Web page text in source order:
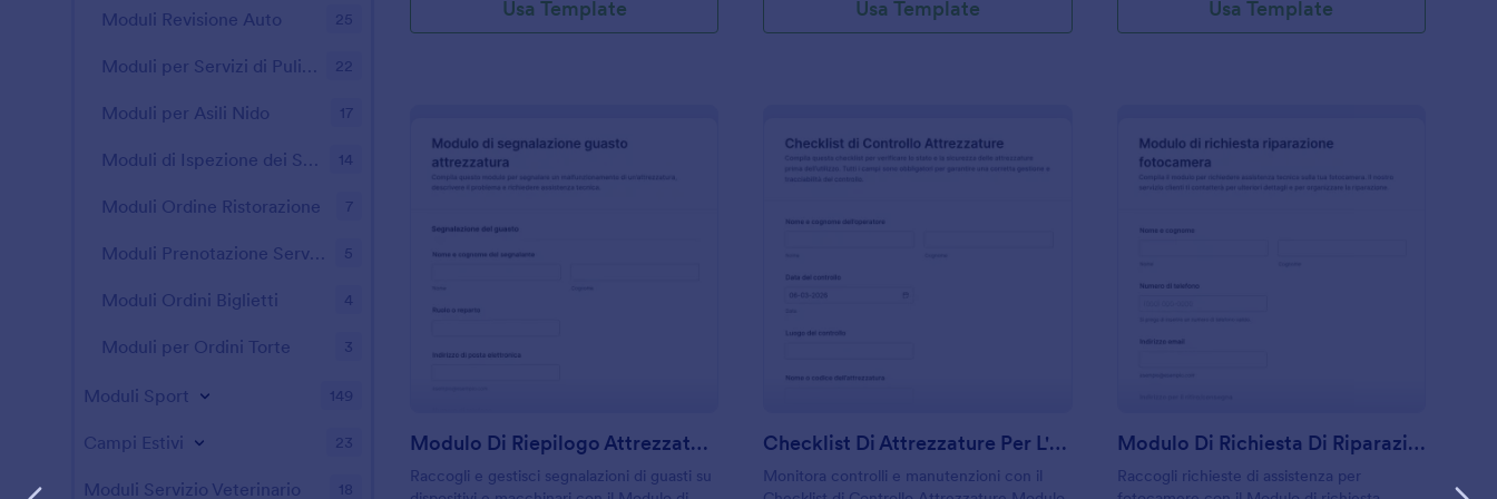
Usa Template Usa Template Usa Template
: Modulo Di Riepilogo Attrezzature
Modulo Di Riepilogo Attrezzature
Raccogli e gestisci segnalazioni di guasti su
: Checklist Di Attrezzature Per L'Evento Form
Checklist Di Attrezzature Per L'Evento Form
Monitora controlli e manutenzioni con il
Modulo Di Richiesta Di Riparazione Della Fotocamera
Raccogli richieste di assistenza per
Moduli Revisione Auto 25
Moduli per Servizi di Pulizie 22
Moduli per Asili Nido 17
Moduli di Ispezione dei Sistemi ntincendio 14
Moduli Ordine Ristorazione 7
Moduli Prenotazione Servizio 5
Moduli Ordini Biglietti 4
Moduli per Ordini Torte 3
Moduli Sport 149
Campi Estivi 23
Moduli Servizio Veterinario 18